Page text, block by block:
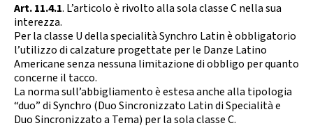
Calendario Gare
Art. 11.4.1. L’articolo è rivolto alla sola classe C nella sua
interezza.
Per la classe U della specialità Synchro Latin è obbligatorio
l’utilizzo di calzature progettate per le Danze Latino
Americane senza nessuna limitazione di obbligo per quanto
concerne il tacco.
La norma sull’abbigliamento è estesa anche alla tipologia
“duo” di Synchro (Duo Sincronizzato Latin di Specialità e
Duo Sincronizzato a Tema) per la sola classe C.